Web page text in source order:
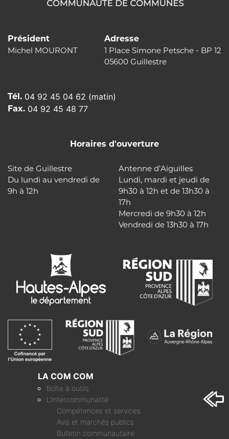
Président
Michel MOURONT
Adresse
1 Place Simone Petsche - BP 12
05600 Guillestre
Tél. 04 92 45 04 62 (matin)
Fax. 04 92 45 48 77
Horaires d'ouverture
Site de Guillestre
Du lundi au vendredi de
9h à 12h
Antenne d’Aiguilles
Lundi, mardi et jeudi de
9h30 à 12h et de 13h30 à
17h
Mercredi de 9h30 à 12h
Vendredi de 13h30 à 17h
LA COM COM
Boîte à outils
L’intercommunalité
Compétences et services
Avis et marchés publics
Bulletin communautaire